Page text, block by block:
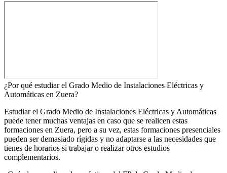
¿Por qué estudiar el Grado Medio de Instalaciones Eléctricas y
Automáticas en Zuera?
Estudiar el Grado Medio de Instalaciones Eléctricas y Automáticas
puede tener muchas ventajas en caso que se realicen estas
formaciones en Zuera, pero a su vez, estas formaciones presenciales
pueden ser demasiado rígidas y no adaptarse a las necesidades que
tienes de horarios si trabajar o realizar otros estudios
complementarios.